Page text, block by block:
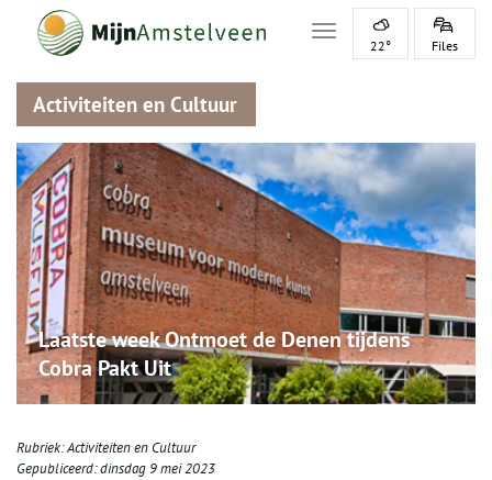
Toggle navigation
22° Files
Activiteiten en Cultuur
Laatste week Ontmoet de Denen tijdens
Cobra Pakt Uit
Rubriek:Activiteiten en Cultuur
Gepubliceerd:dinsdag 9 mei 2023